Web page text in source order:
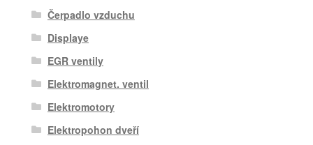
Čerpadlo vzduchu
Displaye
EGR ventily
Elektromagnet. ventil
Elektromotory
Elektropohon dveří